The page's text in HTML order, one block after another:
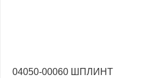
04050-00060 ШПЛИНТ